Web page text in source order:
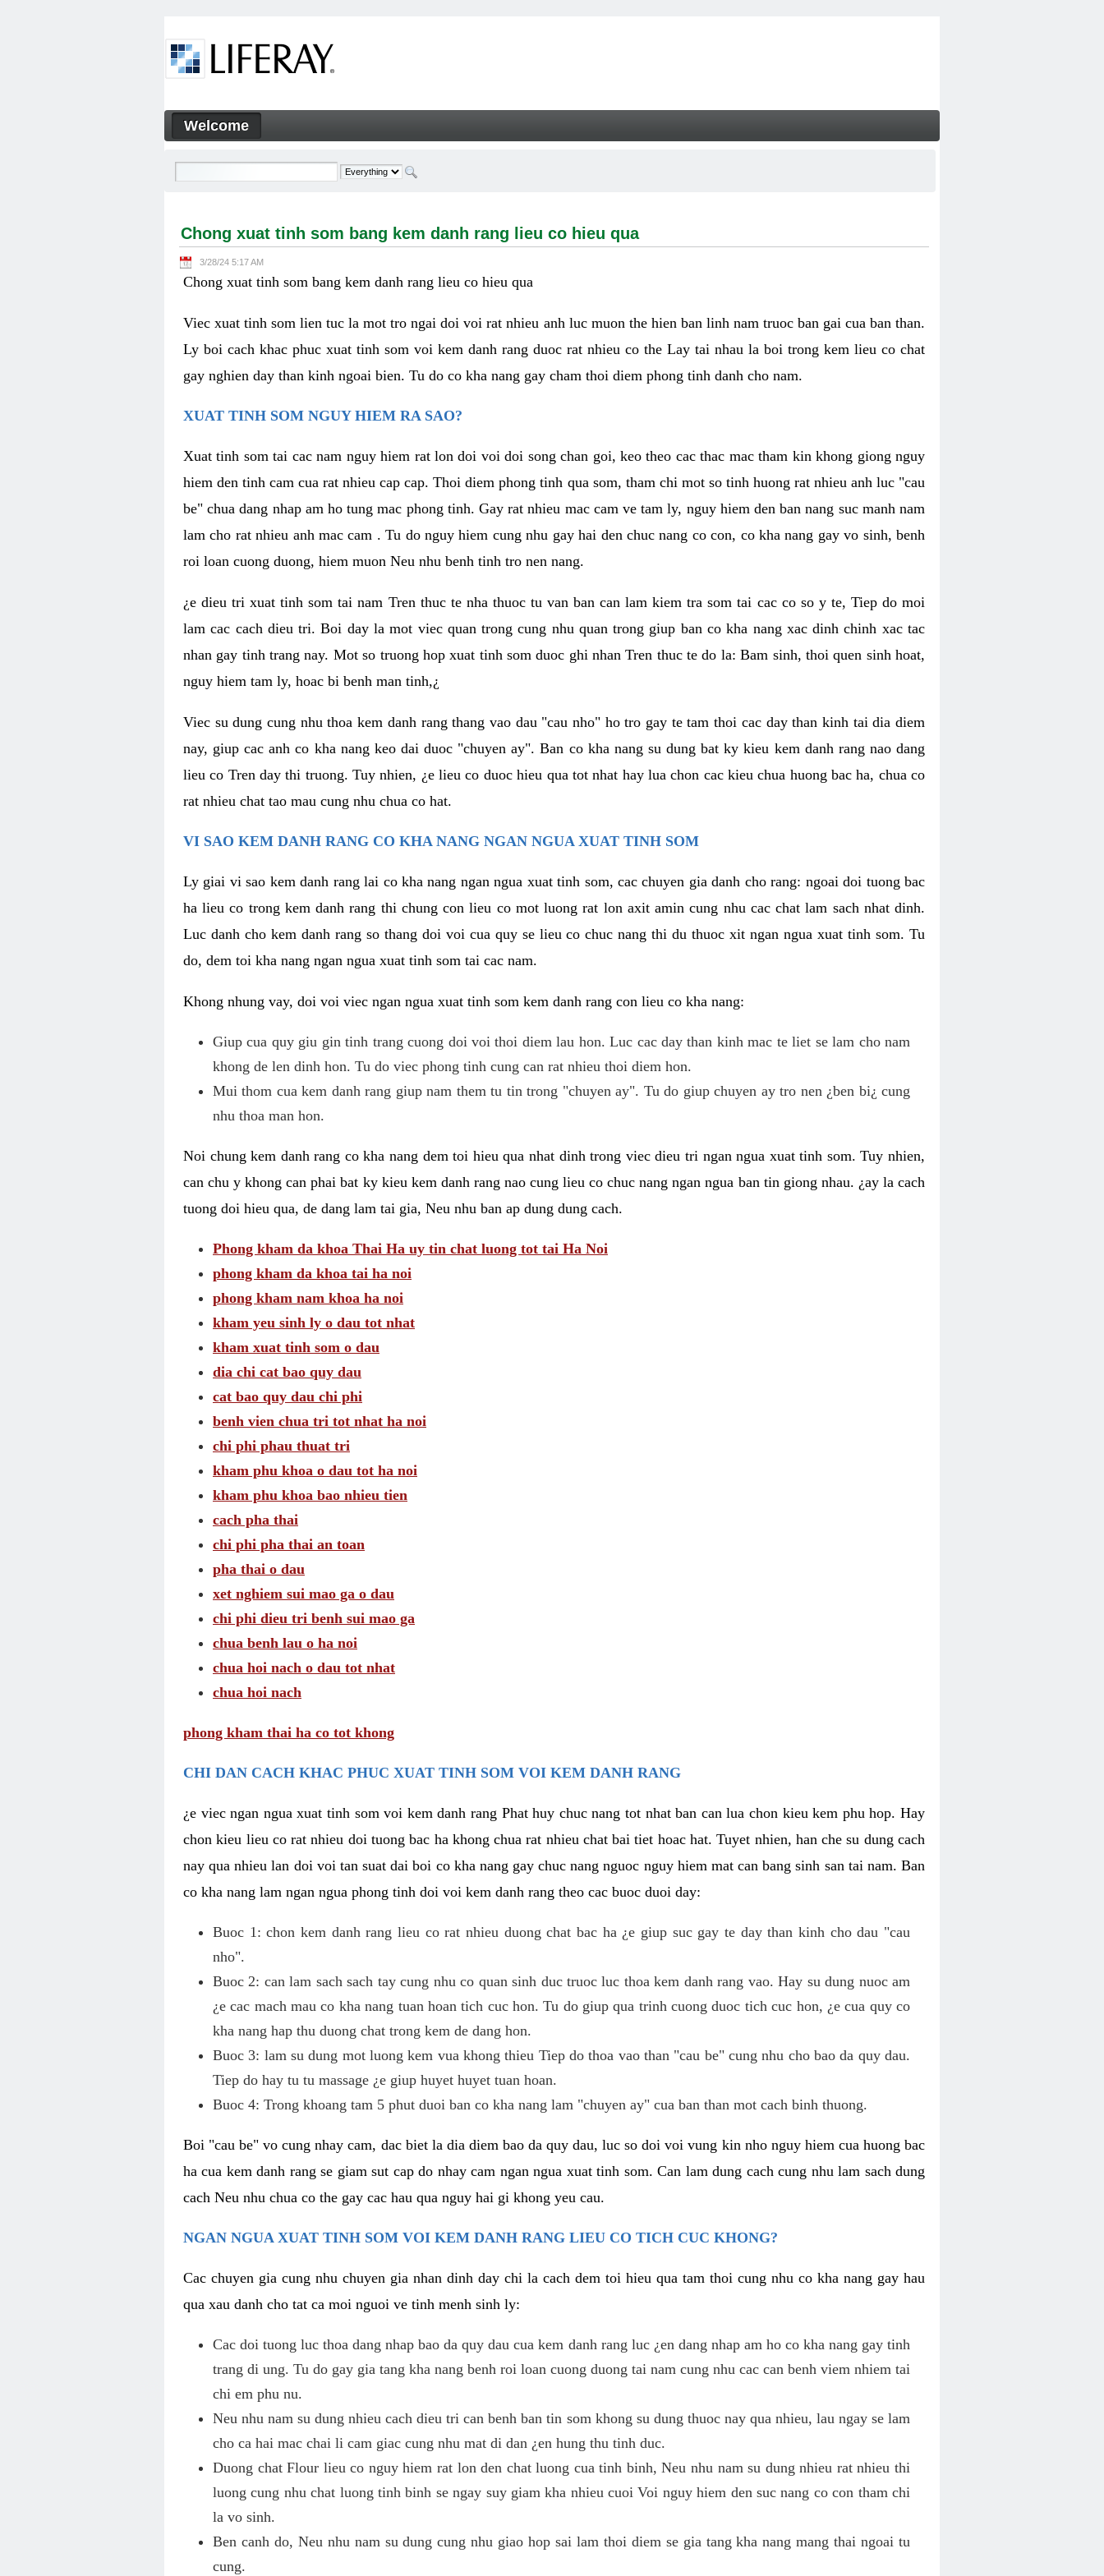
Chong xuat tinh som bang kem danh rang lieu co hieu qua - Welcome
Navigation
Welcome
Chong xuat tinh som bang kem danh rang lieu co hieu qua
3/28/24 5:17 AM
Chong xuat tinh som bang kem danh rang lieu co hieu qua
Viec xuat tinh som lien tuc la mot tro ngai doi voi rat nhieu anh luc muon the hien ban linh nam truoc ban gai cua ban than.
Ly boi cach khac phuc xuat tinh som voi kem danh rang duoc rat nhieu co the Lay tai nhau la boi trong kem lieu co chat
gay nghien day than kinh ngoai bien. Tu do co kha nang gay cham thoi diem phong tinh danh cho nam.
XUAT TINH SOM NGUY HIEM RA SAO?
Xuat tinh som tai cac nam nguy hiem rat lon doi voi doi song chan goi, keo theo cac thac mac tham kin khong giong nguy
hiem den tinh cam cua rat nhieu cap cap. Thoi diem phong tinh qua som, tham chi mot so tinh huong rat nhieu anh luc "cau
be" chua dang nhap am ho tung mac phong tinh. Gay rat nhieu mac cam ve tam ly, nguy hiem den ban nang suc manh nam
lam cho rat nhieu anh mac cam . Tu do nguy hiem cung nhu gay hai den chuc nang co con, co kha nang gay vo sinh, benh
roi loan cuong duong, hiem muon Neu nhu benh tinh tro nen nang.
¿e dieu tri xuat tinh som tai nam Tren thuc te nha thuoc tu van ban can lam kiem tra som tai cac co so y te, Tiep do moi
lam cac cach dieu tri. Boi day la mot viec quan trong cung nhu quan trong giup ban co kha nang xac dinh chinh xac tac
nhan gay tinh trang nay. Mot so truong hop xuat tinh som duoc ghi nhan Tren thuc te do la: Bam sinh, thoi quen sinh hoat,
nguy hiem tam ly, hoac bi benh man tinh,¿
Viec su dung cung nhu thoa kem danh rang thang vao dau "cau nho" ho tro gay te tam thoi cac day than kinh tai dia diem
nay, giup cac anh co kha nang keo dai duoc "chuyen ay". Ban co kha nang su dung bat ky kieu kem danh rang nao dang
lieu co Tren day thi truong. Tuy nhien, ¿e lieu co duoc hieu qua tot nhat hay lua chon cac kieu chua huong bac ha, chua co
rat nhieu chat tao mau cung nhu chua co hat.
VI SAO KEM DANH RANG CO KHA NANG NGAN NGUA XUAT TINH SOM
Ly giai vi sao kem danh rang lai co kha nang ngan ngua xuat tinh som, cac chuyen gia danh cho rang: ngoai doi tuong bac
ha lieu co trong kem danh rang thi chung con lieu co mot luong rat lon axit amin cung nhu cac chat lam sach nhat dinh.
Luc danh cho kem danh rang so thang doi voi cua quy se lieu co chuc nang thi du thuoc xit ngan ngua xuat tinh som. Tu
do, dem toi kha nang ngan ngua xuat tinh som tai cac nam.
Khong nhung vay, doi voi viec ngan ngua xuat tinh som kem danh rang con lieu co kha nang:
Giup cua quy giu gin tinh trang cuong doi voi thoi diem lau hon. Luc cac day than kinh mac te liet se lam cho nam
khong de len dinh hon. Tu do viec phong tinh cung can rat nhieu thoi diem hon.
Mui thom cua kem danh rang giup nam them tu tin trong "chuyen ay". Tu do giup chuyen ay tro nen ¿ben bi¿ cung
nhu thoa man hon.
Noi chung kem danh rang co kha nang dem toi hieu qua nhat dinh trong viec dieu tri ngan ngua xuat tinh som. Tuy nhien,
can chu y khong can phai bat ky kieu kem danh rang nao cung lieu co chuc nang ngan ngua ban tin giong nhau. ¿ay la cach
tuong doi hieu qua, de dang lam tai gia, Neu nhu ban ap dung dung cach.
Phong kham da khoa Thai Ha uy tin chat luong tot tai Ha Noi
phong kham da khoa tai ha noi
phong kham nam khoa ha noi
kham yeu sinh ly o dau tot nhat
kham xuat tinh som o dau
dia chi cat bao quy dau
cat bao quy dau chi phi
benh vien chua tri tot nhat ha noi
chi phi phau thuat tri
kham phu khoa o dau tot ha noi
kham phu khoa bao nhieu tien
cach pha thai
chi phi pha thai an toan
pha thai o dau
xet nghiem sui mao ga o dau
chi phi dieu tri benh sui mao ga
chua benh lau o ha noi
chua hoi nach o dau tot nhat
chua hoi nach
phong kham thai ha co tot khong
CHI DAN CACH KHAC PHUC XUAT TINH SOM VOI KEM DANH RANG
¿e viec ngan ngua xuat tinh som voi kem danh rang Phat huy chuc nang tot nhat ban can lua chon kieu kem phu hop. Hay
chon kieu lieu co rat nhieu doi tuong bac ha khong chua rat nhieu chat bai tiet hoac hat. Tuyet nhien, han che su dung cach
nay qua nhieu lan doi voi tan suat dai boi co kha nang gay chuc nang nguoc nguy hiem mat can bang sinh san tai nam. Ban
co kha nang lam ngan ngua phong tinh doi voi kem danh rang theo cac buoc duoi day:
Buoc 1: chon kem danh rang lieu co rat nhieu duong chat bac ha ¿e giup suc gay te day than kinh cho dau "cau
nho".
Buoc 2: can lam sach sach tay cung nhu co quan sinh duc truoc luc thoa kem danh rang vao. Hay su dung nuoc am
¿e cac mach mau co kha nang tuan hoan tich cuc hon. Tu do giup qua trinh cuong duoc tich cuc hon, ¿e cua quy co
kha nang hap thu duong chat trong kem de dang hon.
Buoc 3: lam su dung mot luong kem vua khong thieu Tiep do thoa vao than "cau be" cung nhu cho bao da quy dau.
Tiep do hay tu tu massage ¿e giup huyet huyet tuan hoan.
Buoc 4: Trong khoang tam 5 phut duoi ban co kha nang lam "chuyen ay" cua ban than mot cach binh thuong.
Boi "cau be" vo cung nhay cam, dac biet la dia diem bao da quy dau, luc so doi voi vung kin nho nguy hiem cua huong bac
ha cua kem danh rang se giam sut cap do nhay cam ngan ngua xuat tinh som. Can lam dung cach cung nhu lam sach dung
cach Neu nhu chua co the gay cac hau qua nguy hai gi khong yeu cau.
NGAN NGUA XUAT TINH SOM VOI KEM DANH RANG LIEU CO TICH CUC KHONG?
Cac chuyen gia cung nhu chuyen gia nhan dinh day chi la cach dem toi hieu qua tam thoi cung nhu co kha nang gay hau
qua xau danh cho tat ca moi nguoi ve tinh menh sinh ly:
Cac doi tuong luc thoa dang nhap bao da quy dau cua kem danh rang luc ¿en dang nhap am ho co kha nang gay tinh
trang di ung. Tu do gay gia tang kha nang benh roi loan cuong duong tai nam cung nhu cac can benh viem nhiem tai
chi em phu nu.
Neu nhu nam su dung nhieu cach dieu tri can benh ban tin som khong su dung thuoc nay qua nhieu, lau ngay se lam
cho ca hai mac chai li cam giac cung nhu mat di dan ¿en hung thu tinh duc.
Duong chat Flour lieu co nguy hiem rat lon den chat luong cua tinh binh, Neu nhu nam su dung nhieu rat nhieu thi
luong cung nhu chat luong tinh binh se ngay suy giam kha nhieu cuoi Voi nguy hiem den suc nang co con tham chi
la vo sinh.
Ben canh do, Neu nhu nam su dung cung nhu giao hop sai lam thoi diem se gia tang kha nang mang thai ngoai tu
cung.